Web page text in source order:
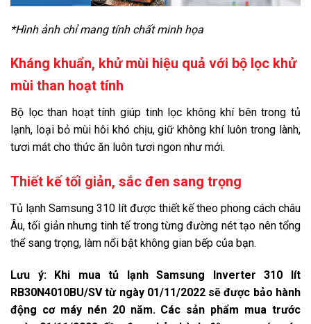
*Hình ảnh chỉ mang tính chất minh họa
Kháng khuẩn, khử mùi hiệu quả với bộ lọc khử
mùi than hoạt tính
Bộ lọc than hoạt tính giúp tinh lọc không khí bên trong tủ
lạnh, loại bỏ mùi hôi khó chịu, giữ không khí luôn trong lành,
tươi mát cho thức ăn luôn tươi ngon như mới.
Thiết kế tối giản, sắc đen sang trọng
Tủ lạnh Samsung 310 lít được thiết kế theo phong cách châu
Âu, tối giản nhưng tinh tế trong từng đường nét tạo nên tổng
thể sang trọng, làm nổi bật không gian bếp của bạn.
Lưu ý: Khi mua tủ lạnh Samsung Inverter 310 lít
RB30N4010BU/SV từ ngày 01/11/2022 sẽ được bảo hành
động cơ máy nén 20 năm. Các sản phẩm mua trước